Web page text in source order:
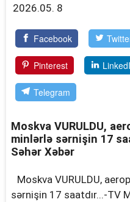
2026.05. 8
Facebook
Pinterest
Telegram
Moskva VURULDU,
minlərlə sərnişin 17
Səhər Xəbər
Moskva VURULDU,
sərnişin 17 saatdır...-TV